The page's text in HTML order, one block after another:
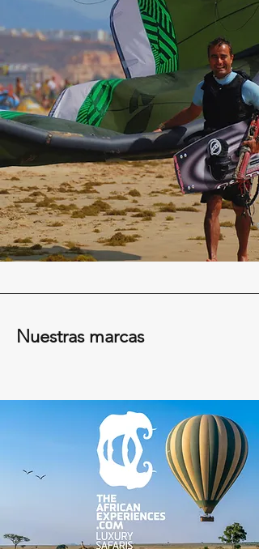
Nuestras marcas